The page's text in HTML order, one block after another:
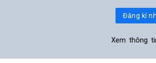
Đăng kí
Xem thông